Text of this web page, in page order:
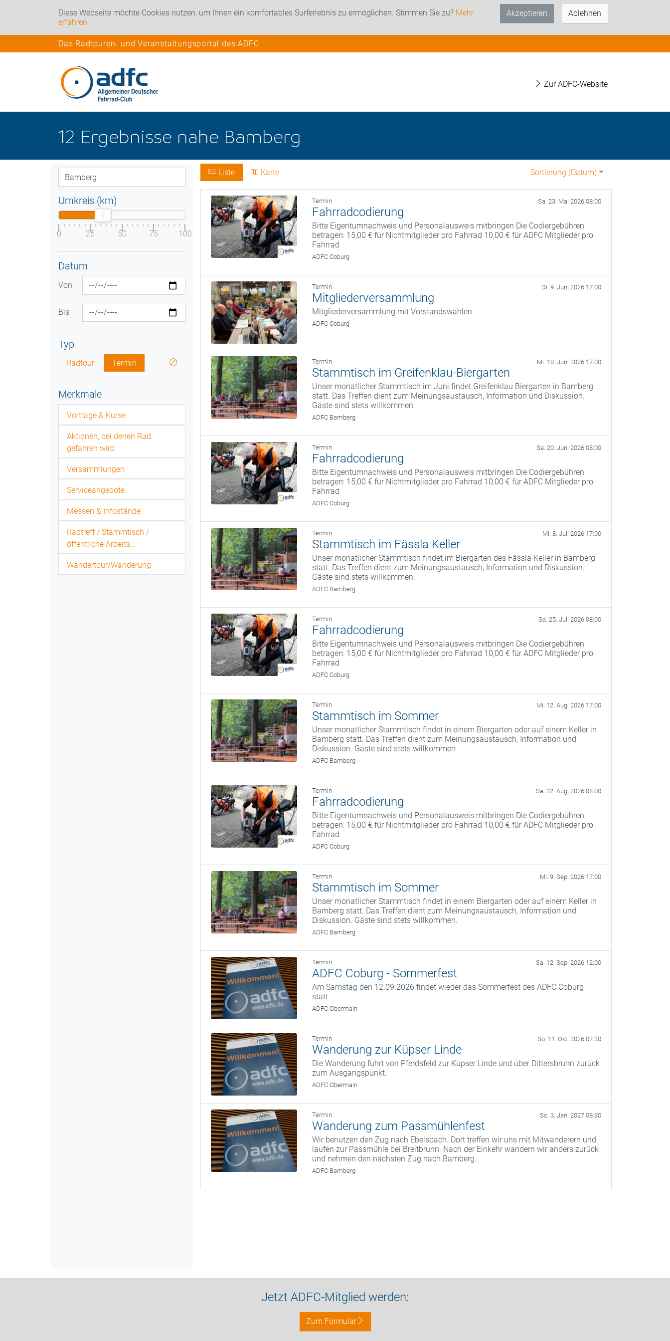
Diese Webseite möchte Cookies nutzen, um Ihnen ein komfortables Surferlebnis zu ermöglichen. Stimmen Sie zu? Mehr
erfahren
Akzeptieren Ablehnen
Das Radtouren- und Veranstaltungsportal des ADFC
Zur ADFC-Website
12 Ergebnisse nahe Bamberg
Umkreis (km)
0 25 50 75 100
Datum
Von
Bis
Typ
Radtour Termin
Merkmale
Vorträge & Kurse
Aktionen, bei denen Rad
gefahren wird
Versammlungen
Serviceangebote
Messen & Infostände
Radtreff / Stammtisch /
öffentliche Arbeits...
Wandertour/Wanderung
Liste Karte Sortierung (Datum)
Termin Sa. 23. Mai 2026 08:00
Fahrradcodierung
Bitte Eigentumnachweis und Personalausweis mitbringen Die Codiergebühren
betragen: 15,00 € für Nichtmitglieder pro Fahrrad 10,00 € für ADFC Mitglieder pro
Fahrrad
ADFC Coburg
Termin Di. 9. Juni 2026 17:00
Mitgliederversammlung
Mitgliederversammlung mit Vorstandswahlen
ADFC Coburg
Termin Mi. 10. Juni 2026 17:00
Stammtisch im Greifenklau-Biergarten
Unser monatlicher Stammtisch im Juni findet Greifenklau Biergarten in Bamberg
statt. Das Treffen dient zum Meinungsaustausch, Information und Diskussion.
Gäste sind stets willkommen.
ADFC Bamberg
Termin Sa. 20. Juni 2026 08:00
Fahrradcodierung
Bitte Eigentumnachweis und Personalausweis mitbringen Die Codiergebühren
betragen: 15,00 € für Nichtmitglieder pro Fahrrad 10,00 € für ADFC Mitglieder pro
Fahrrad
ADFC Coburg
Termin Mi. 8. Juli 2026 17:00
Stammtisch im Fässla Keller
Unser monatlicher Stammtisch findet im Biergarten des Fässla Keller in Bamberg
statt. Das Treffen dient zum Meinungsaustausch, Information und Diskussion.
Gäste sind stets willkommen.
ADFC Bamberg
Termin Sa. 25. Juli 2026 08:00
Fahrradcodierung
Bitte Eigentumnachweis und Personalausweis mitbringen Die Codiergebühren
betragen: 15,00 € für Nichtmitglieder pro Fahrrad 10,00 € für ADFC Mitglieder pro
Fahrrad
ADFC Coburg
Termin Mi. 12. Aug. 2026 17:00
Stammtisch im Sommer
Unser monatlicher Stammtisch findet in einem Biergarten oder auf einem Keller in
Bamberg statt. Das Treffen dient zum Meinungsaustausch, Information und
Diskussion. Gäste sind stets willkommen.
ADFC Bamberg
Termin Sa. 22. Aug. 2026 08:00
Fahrradcodierung
Bitte Eigentumnachweis und Personalausweis mitbringen Die Codiergebühren
betragen: 15,00 € für Nichtmitglieder pro Fahrrad 10,00 € für ADFC Mitglieder pro
Fahrrad
ADFC Coburg
Termin Mi. 9. Sep. 2026 17:00
Stammtisch im Sommer
Unser monatlicher Stammtisch findet in einem Biergarten oder auf einem Keller in
Bamberg statt. Das Treffen dient zum Meinungsaustausch, Information und
Diskussion. Gäste sind stets willkommen.
ADFC Bamberg
Termin Sa. 12. Sep. 2026 12:00
ADFC Coburg - Sommerfest
Am Samstag den 12.09.2026 findet wieder das Sommerfest des ADFC Coburg
statt.
ADFC Obermain
Termin So. 11. Okt. 2026 07:30
Wanderung zur Küpser Linde
Die Wanderung führt von Pferdsfeld zur Küpser Linde und über Dittersbrunn zurück
zum Ausgangspunkt.
ADFC Obermain
Termin So. 3. Jan. 2027 08:30
Wanderung zum Passmühlenfest
Wir benutzen den Zug nach Ebelsbach. Dort treffen wir uns mit Mitwanderern und
laufen zur Passmühle bei Breitbrunn. Nach der Einkehr wandern wir anders zurück
und nehmen den nächsten Zug nach Bamberg.
ADFC Bamberg
Jetzt ADFC-Mitglied werden:
Zum Formular